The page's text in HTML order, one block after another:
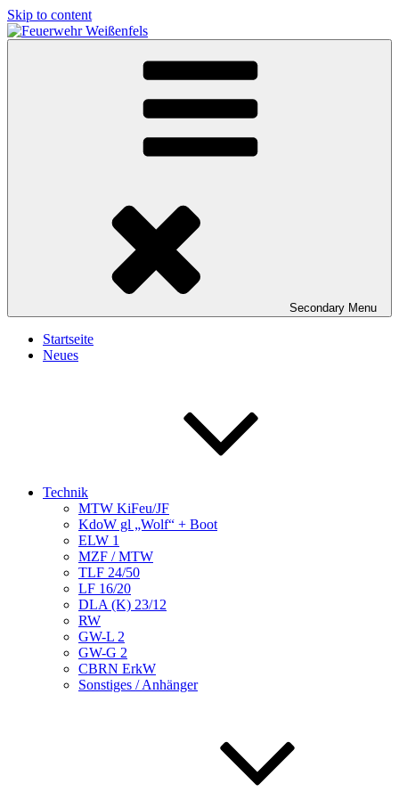
Skip to content
Freiwillige Feuerwehr Weißenfels
Secondary Menu
Startseite
Neues
Technik
MTW KiFeu/JF
KdoW gl „Wolf“ + Boot
ELW 1
MZF / MTW
TLF 24/50
LF 16/20
DLA (K) 23/12
RW
GW-L 2
GW-G 2
CBRN ErkW
Sonstiges / Anhänger